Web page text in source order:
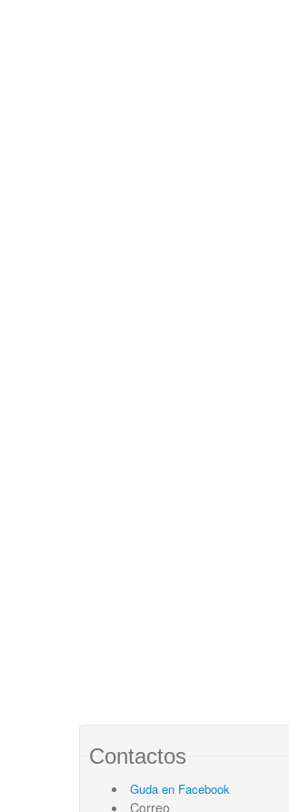
Contactos
Guda en Facebook
Correo